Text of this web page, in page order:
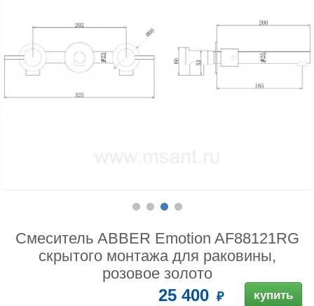
Смеситель ABBER Emotion AF88121RG
скрытого монтажа для раковины,
розовое золото
25 400 купить